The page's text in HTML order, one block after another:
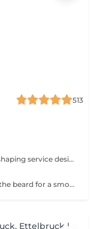
513
Refine your look with a precision beard shaping service designed to keep your beard clean, balanced, and well-defined. This service focuses on detailed trimming, shaping, and precise line work to enhance your natural facial structure and create a sharp, polished finish.
A clean and precise shave that removes the beard for a smooth, refreshed finish. Your skin is left soft, clean, and perfectly groomed.